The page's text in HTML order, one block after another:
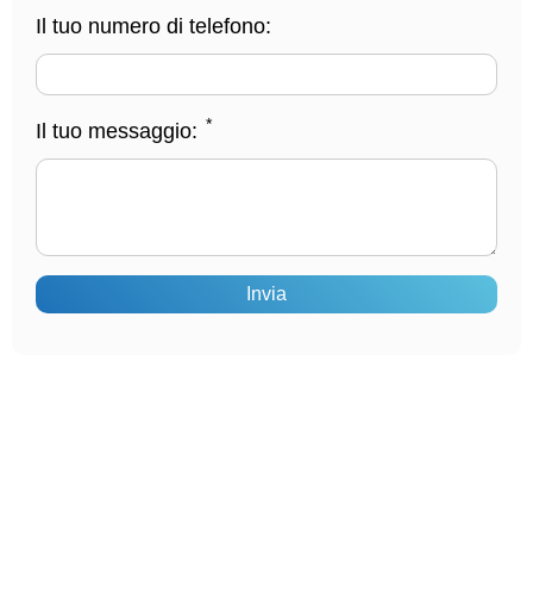
Il tuo numero di telefono:
Il tuo messaggio: *
Invia